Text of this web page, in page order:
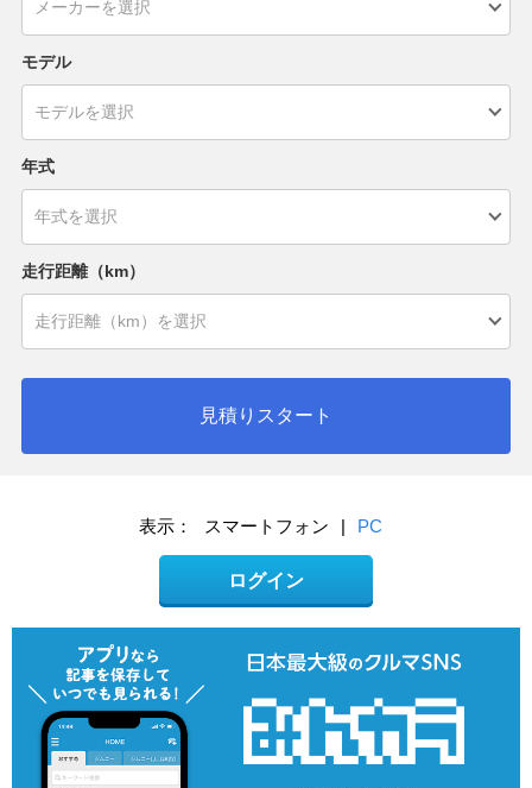
モデル
年式
走行距離（km）
見積りスタート
表示： スマートフォン | PC
ログイン